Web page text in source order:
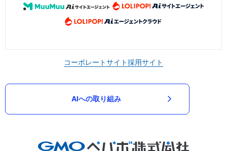
コーポレートサイト採用サイト
AIへの取り組み